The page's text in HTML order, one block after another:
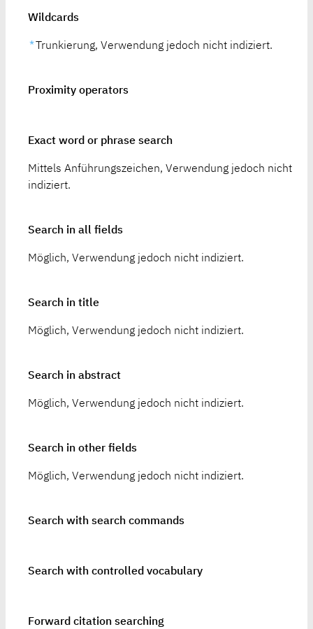
Wildcards
*Trunkierung, Verwendung jedoch nicht indiziert.
Proximity operators
Exact word or phrase search
Mittels Anführungszeichen, Verwendung jedoch nicht
indiziert.
Search in all fields
Möglich, Verwendung jedoch nicht indiziert.
Search in title
Möglich, Verwendung jedoch nicht indiziert.
Search in abstract
Möglich, Verwendung jedoch nicht indiziert.
Search in other fields
Möglich, Verwendung jedoch nicht indiziert.
Search with search commands
Search with controlled vocabulary
Forward citation searching